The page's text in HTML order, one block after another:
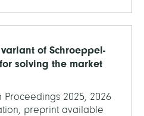
of Schroeppel-
solving the market
Proceedings 2025, 2026
preprint available